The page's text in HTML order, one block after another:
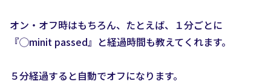
オン・オフ時はもちろん、たとえば、１分ごとに
『◯minit passed』と経過時間も教えてくれます。
５分経過すると自動でオフになります。